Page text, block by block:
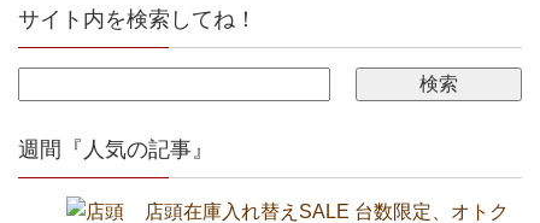
サイト内を検索してね！
週間『人気の記事』
店頭在庫入れ替えSALE 台数限定、オトク